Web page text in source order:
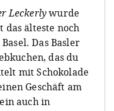
Leckerlywurde
das älteste noch
Das Basler
das du
mit Schokolade
Geschäft am
auch in